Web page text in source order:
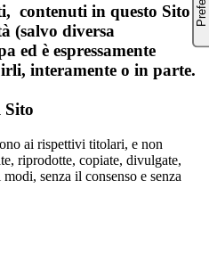
contenuti in questo Sito
(salvo diversa
ed è espressamente
interamente o in parte.
Sito
ai rispettivi titolari, e non
riprodotte, copiate, divulgate,
senza il consenso e senza